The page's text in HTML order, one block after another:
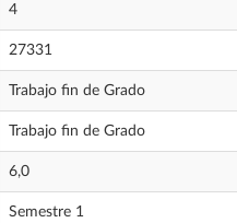
4
27331
Trabajo fin de Grado
Trabajo fin de Grado
6,0
Semestre 1